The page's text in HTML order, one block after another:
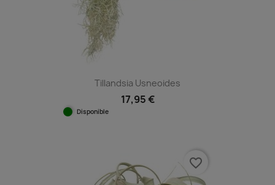
Tillandsia Usneoides
17,95 €
Disponible
favorite_border